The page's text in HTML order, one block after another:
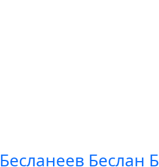
Бесланеев Беслан